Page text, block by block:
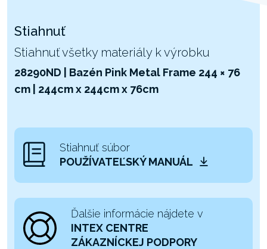
Stiahnuť
Stiahnuť všetky materiály k výrobku
28290ND | Bazén Pink Metal Frame 244 × 76
cm | 244cm x 244cm x 76cm
Stiahnuť súbor
POUŽÍVATEĽSKÝ MANUÁL
Ďalšie informácie nájdete v
INTEX CENTRE
ZÁKAZNÍCKEJ PODPORY